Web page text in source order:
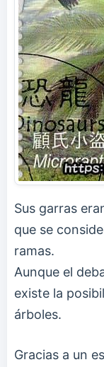
Sus garras
que se
ramas.
Aunque el
existe la
árboles.
Gracias a un